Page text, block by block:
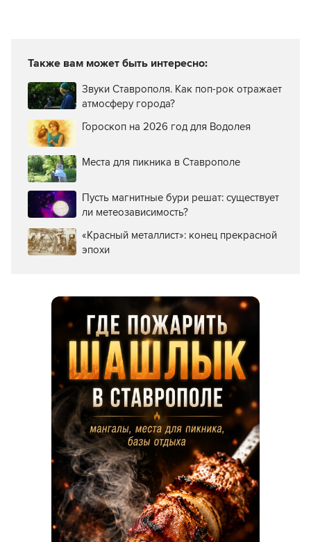
Также вам может быть интересно:
Звуки Ставрополя. Как поп-рок отражает
атмосферу города?
Гороскоп на 2026 год для Водолея
Места для пикника в Ставрополе
Пусть магнитные бури решат: существует
ли метеозависимость?
«Красный металлист»: конец прекрасной
эпохи